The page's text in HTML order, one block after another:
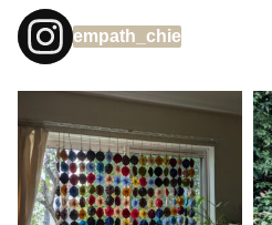
empath_chie